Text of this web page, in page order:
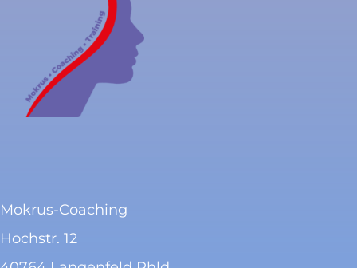
Mokrus-Coaching
Hochstr. 12